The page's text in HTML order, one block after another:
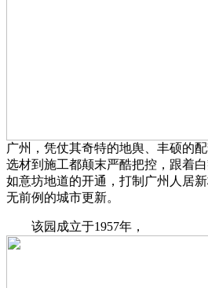
广州，凭仗其奇特的地舆、丰硕的
选材到施工都颠末严酷把控，跟着
如意坊地道的开通，打制广州人居
无前例的城市更新。
该园成立于1957年，